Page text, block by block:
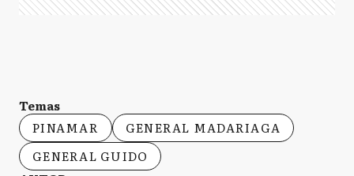
Temas
PINAMAR
GENERAL MADARIAGA
GENERAL GUIDO